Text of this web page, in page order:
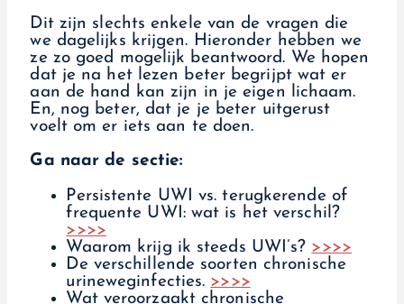
Dit zijn slechts enkele van de vragen die
we dagelijks krijgen. Hieronder hebben we
ze zo goed mogelijk beantwoord. We hopen
dat je na het lezen beter begrijpt wat er
aan de hand kan zijn in je eigen lichaam.
En, nog beter, dat je je beter uitgerust
voelt om er iets aan te doen.
Ga naar de sectie:
Persistente UWI vs. terugkerende of
frequente UWI: wat is het verschil?
>>>>
Waarom krijg ik steeds UWI’s? >>>>
De verschillende soorten chronische
urineweginfecties. >>>>
Wat veroorzaakt chronische